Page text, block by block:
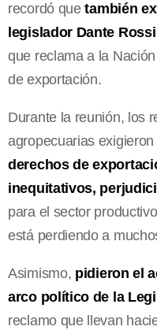
recordó quetambién
legislador Dante
que reclama a la
de exportación.
Durante la reunión, los
agropecuarias exigieron
derechos de
inequitativos,
para el sector
está perdiendo a
Asimismo, pidieron el
arco político de la
reclamo que llevan